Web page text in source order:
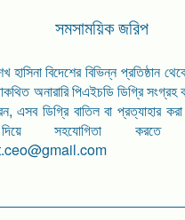
সমসাময়িক জরিপ
হাসিনা বিদেশের বিভিন্ন প্রতিষ্ঠান
অনারারি পিএইচডি ডিগ্রি
এসব ডিগ্রি বাতিল বা প্রত্যাহার
সহযোগিতা